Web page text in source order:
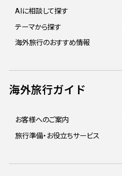
AIに相談して探す
テーマから探す
海外旅行のおすすめ情報
海外旅行ガイド
お客様へのご案内
旅行準備・お役立ちサービス